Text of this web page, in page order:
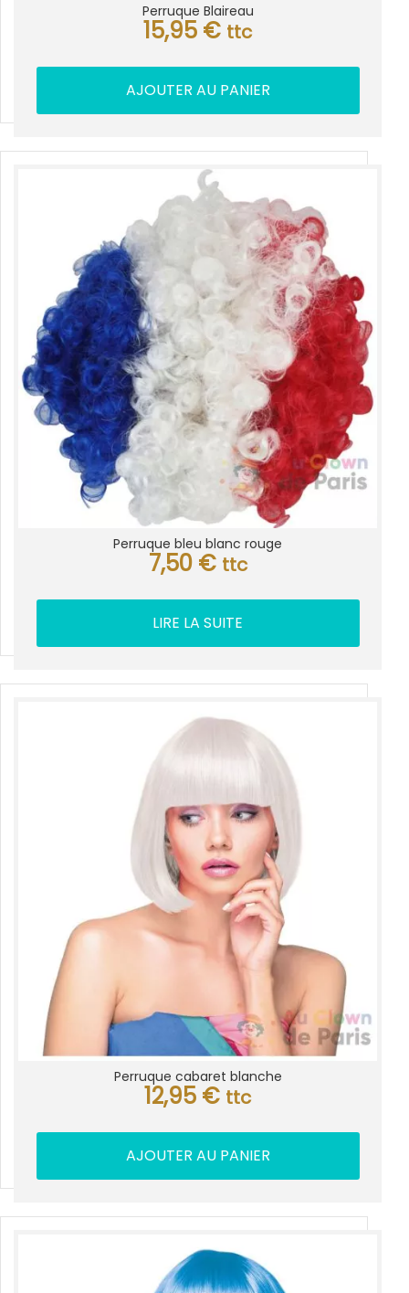
Perruque Blaireau
15,95 € ttc
AJOUTER AU PANIER
Perruque bleu blanc rouge
7,50 € ttc
LIRE LA SUITE
Perruque cabaret blanche
12,95 € ttc
AJOUTER AU PANIER